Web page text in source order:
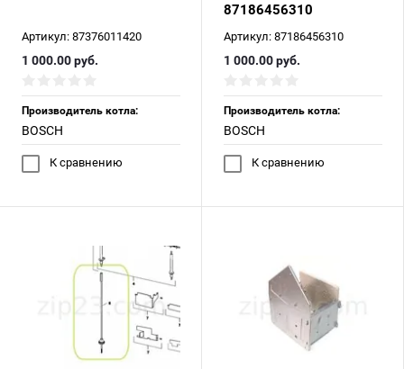
Артикул: 87376011420
1 000.00руб.
Производитель котла:
BOSCH
К сравнению
87186456310
Артикул: 87186456310
1 000.00руб.
Производитель котла:
BOSCH
К сравнению